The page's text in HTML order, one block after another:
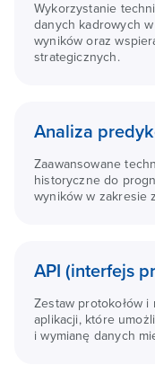
Wykorzystanie
danych kadrowych
wyników oraz
strategicznych.
Analiza
Zaawansowane
historyczne do
wyników w zakresie
API (interfejs
Zestaw protokołów i
aplikacji, które
i wymianę danych